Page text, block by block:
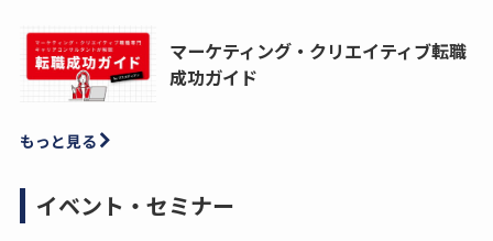
マーケティング・クリエイティブ転職
成功ガイド
もっと見る
イベント・セミナー